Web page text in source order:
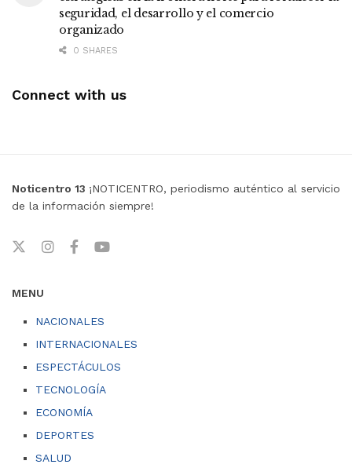
seguridad, el desarrollo y el comercio
organizado
0 SHARES
Connect with us
Noticentro 13 ¡NOTICENTRO, periodismo auténtico al servicio
de la información siempre!
MENU
NACIONALES
INTERNACIONALES
ESPECTÁCULOS
TECNOLOGÍA
ECONOMÍA
DEPORTES
SALUD